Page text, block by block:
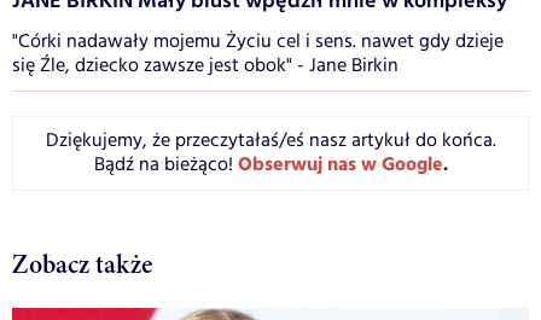
"Córki nadawały mojemu Życiu cel i sens. nawet gdy dzieje
się Źle, dziecko zawsze jest obok" - Jane Birkin
Dziękujemy, że przeczytałaś/eś nasz artykuł do końca.
Bądź na bieżąco! Obserwuj nas w Google.
Zobacz także